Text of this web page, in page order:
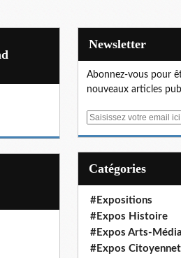
Newsletter
Abonnez-vous pour
nouveaux articles
E
Catégories
#Expositions
#Expos Histoire
#Expos Arts-
#Expos